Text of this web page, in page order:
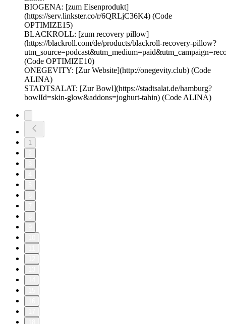
BIOGENA: [zum Eisenprodukt]
(https://serv.linkster.co/r/6QRLjC36K4) (Code
OPTIMIZE15)
BLACKROLL: [zum recovery pillow]
(https://blackroll.com/de/products/blackroll-recovery-pillow?
(Code OPTIMIZE10)
ONEGEVITY: [Zur Website](http://onegevity.club) (Code
ALINA)
STADTSALAT: [Zur Bowl](https://stadtsalat.de/hamburg?
bowlId=skin-glow&addons=joghurt-tahin) (Code ALINA)
1